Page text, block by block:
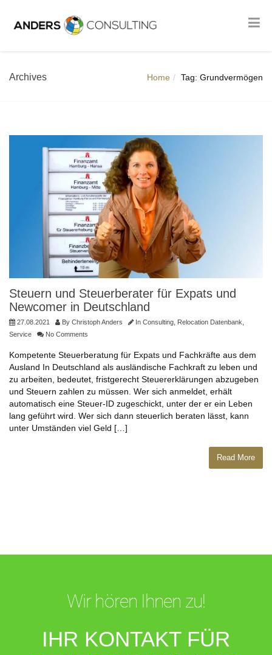
Archives Home Tag: Grundvermögen
Steuern und Steuerberater für Expats und
Newcomer in Deutschland
27.08.2021 By Christoph Anders In Consulting Relocation Datenbank
Service
No Comments
Kompetente Steuerberatung für Expats und Fachkräfte aus dem
Ausland In Deutschland als ausländische Fachkraft zu leben und
zu arbeiten, bedeutet, fristgerecht Steuererklärungen abzugeben
und Steuern zahlen zu müssen. Wer sich anmeldet, erhält
automatisch eine Steuer-ID zugeschickt, unter der er ein Leben
lang geführt wird. Wer sich dann steuerlich beraten lässt, kann
unter Umständen viel Geld […]
Read More
Wir hören Ihnen zu!
IHR KONTAKT FÜR